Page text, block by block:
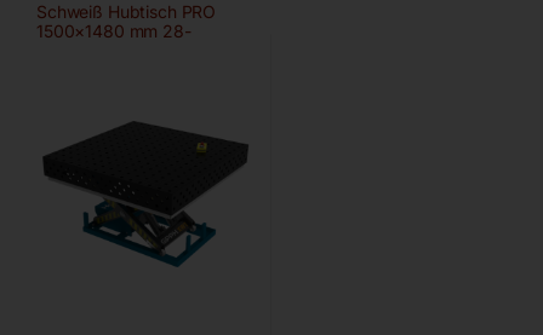
Schweiß Hubtisch PRO
1500×1480 mm 28-